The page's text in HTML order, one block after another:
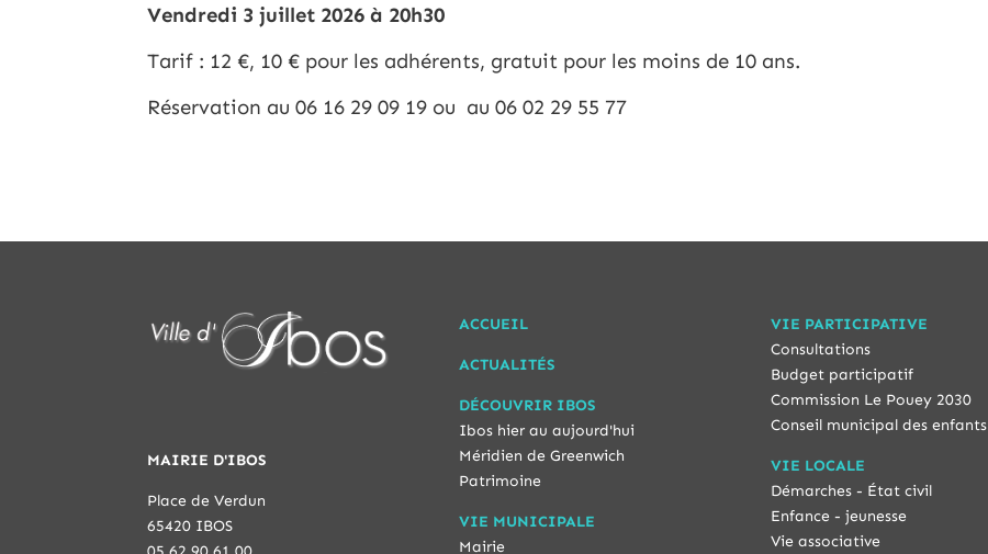
Vendredi 3 juillet 2026 à 20h30
Tarif : 12 €, 10 € pour les adhérents, gratuit pour les moins de 10 ans.
Réservation au 06 16 29 09 19 ou au 06 02 29 55 77
MAIRIE D'IBOS
Place de Verdun
65420 IBOS
ACCUEIL
ACTUALITÉS
DÉCOUVRIR IBOS
Ibos hier au aujourd'hui
Méridien de Greenwich
Patrimoine
VIE MUNICIPALE
Mairie
VIE PARTICIPATIVE
Consultations
Budget participatif
Commission Le Pouey 2030
Conseil municipal des enfants
VIE LOCALE
Démarches - État civil
Enfance - jeunesse
Vie associative